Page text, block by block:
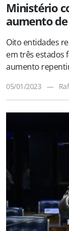
Ministério
aumento
Oito entidades
em três estados
aumento
05/01/2023 —